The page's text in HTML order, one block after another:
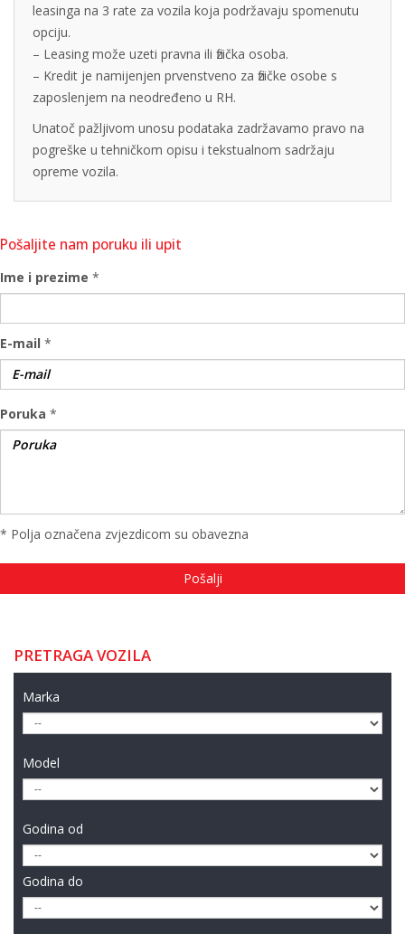
leasinga na 3 rate za vozila koja podržavaju spomenutu
opciju.
– Leasing može uzeti pravna ili fizička osoba.
– Kredit je namijenjen prvenstveno za fizičke osobe s
zaposlenjem na neodređeno u RH.
Unatoč pažljivom unosu podataka zadržavamo pravo na
pogreške u tehničkom opisu i tekstualnom sadržaju
opreme vozila.
Pošaljite nam poruku ili upit
Ime i prezime *
E-mail *
Poruka *
* Polja označena zvjezdicom su obavezna
PRETRAGA VOZILA
Marka
Model
Godina od
Godina do